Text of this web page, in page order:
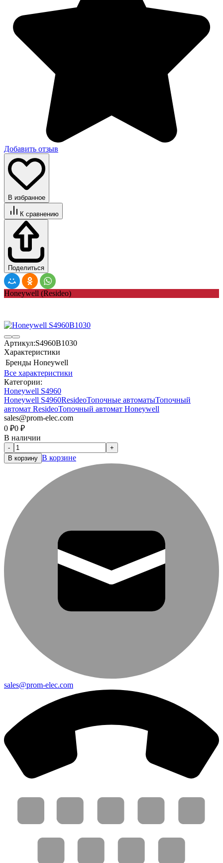
Добавить отзыв
В избранное
К сравнению
Поделиться
Honeywell (Resideo)
Артикул:S4960B1030
Характеристики
Бренды Honeywell
Все характеристики
Категории:
Honeywell S4960
Honeywell S4960ResideoТопочные автоматыТопочный
автомат ResideoТопочный автомат Honeywell
sales@prom-elec.com
0 ₽0 ₽
В наличии
-
+
В корзину В корзине
sales@prom-elec.com